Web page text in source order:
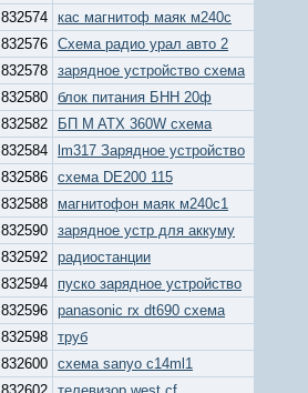
832574 кас магнитоф маяк м240с
832576 Схема радио урал авто 2
832578 зарядное устройство схема
832580 блок питания БНН 20ф
832582
БП M ATX 360W схема
832584
lm317 Зарядное устройство
832586 схема DE200 115
832588
магнитофон маяк м240с1
832590 зарядное устр для аккуму
832592 радиостанции
832594
пуско зарядное устройство
832596 panasonic rx dt690 схема
832598 труб
832600 схема sanyo c14ml1